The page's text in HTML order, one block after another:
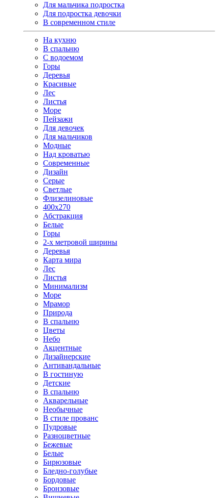
Для мальчика подростка
Для подростка девочки
В современном стиле
На кухню
В спальню
С водоемом
Горы
Деревья
Красивые
Лес
Листья
Море
Пейзажи
Для девочек
Для мальчиков
Модные
Над кроватью
Современные
Дизайн
Серые
Светлые
Флизелиновые
400х270
Абстракция
Белые
Горы
2-х метровой ширины
Деревья
Карта мира
Лес
Листья
Минимализм
Море
Мрамор
Природа
В спальню
Цветы
Небо
Акцентные
Дизайнерские
Антивандальные
В гостиную
Детские
В спальню
Акварельные
Необычные
В стиле прованс
Пудровые
Разноцветные
Бежевые
Белые
Бирюзовые
Бледно-голубые
Бордовые
Бронзовые